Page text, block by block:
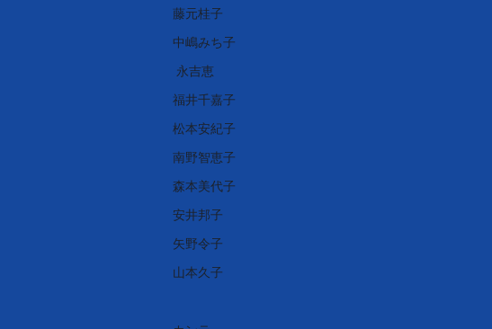
藤元桂子
中嶋みち子
永吉恵
福井千嘉子
松本安紀子
南野智恵子
森本美代子
安井邦子
矢野令子
山本久子